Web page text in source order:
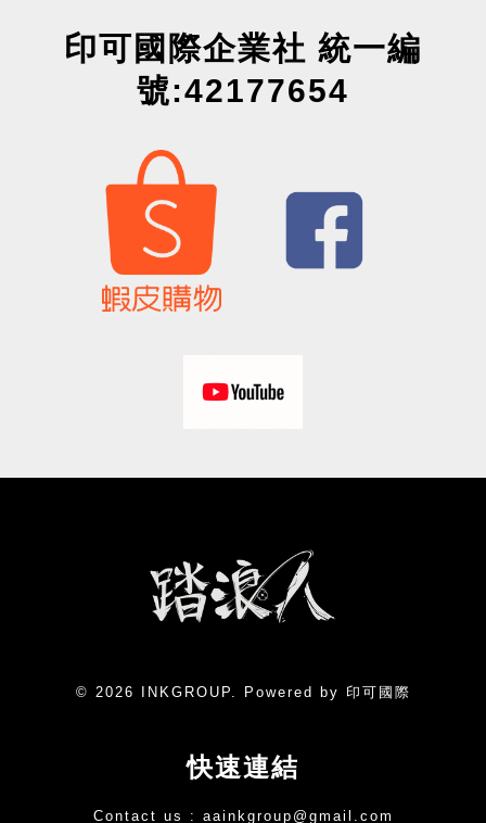
印可國際企業社 統一編
號:42177654
© 2026 INKGROUP. Powered by 印可國際
快速連結
Contact us : aainkgroup@gmail.com